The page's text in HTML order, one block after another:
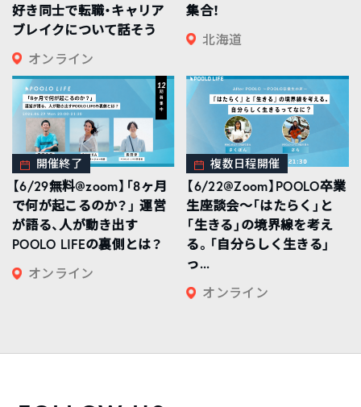
好き同士で転職・キャリア
ブレイクについて話そう
オンライン
集合！
北海道
開催終了
【6/29無料@zoom】「8ヶ月
で何が起こるのか？」 運営
が語る、人が動き出す
POOLO LIFEの裏側とは？
オンライン
複数日程開催
【6/22@Zoom】POOLO卒業
生座談会〜「はたらく」と
「生きる」の境界線を考え
る。「自分らしく生きる」
っ...
オンライン